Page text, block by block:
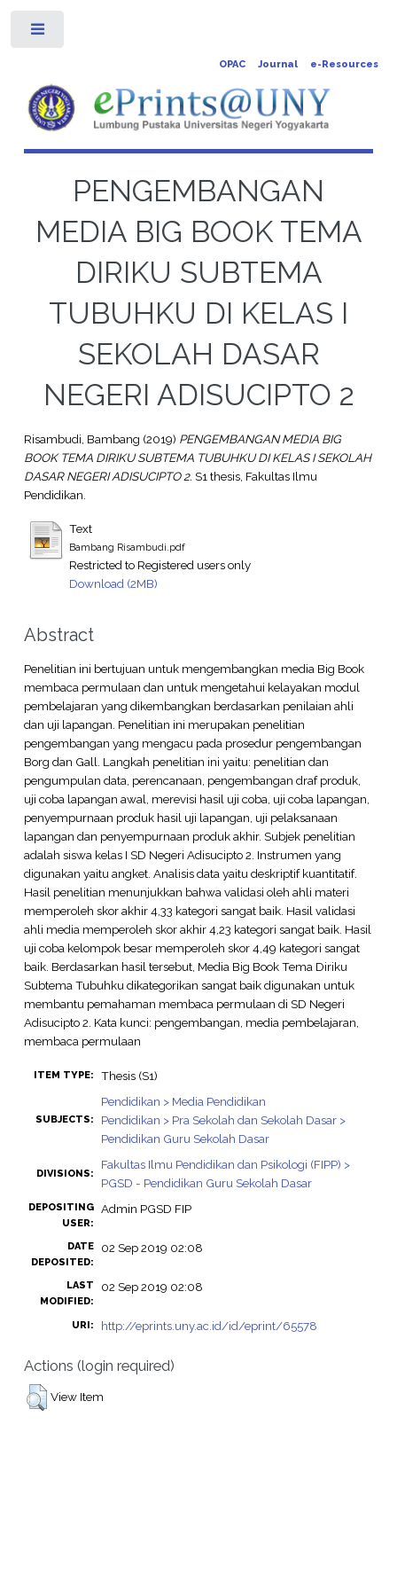
OPAC Journal e-Resources
PENGEMBANGAN
MEDIA BIG BOOK TEMA
DIRIKU SUBTEMA
TUBUHKU DI KELAS I
SEKOLAH DASAR
NEGERI ADISUCIPTO 2
Risambudi, Bambang (2019) PENGEMBANGAN MEDIA BIG
BOOK TEMA DIRIKU SUBTEMA TUBUHKU DI KELAS I SEKOLAH
DASAR NEGERI ADISUCIPTO 2. S1 thesis, Fakultas Ilmu
Pendidikan.
Text
Bambang Risambudi.pdf
Restricted to Registered users only
Download (2MB)
Abstract
Penelitian ini bertujuan untuk mengembangkan media Big Book
membaca permulaan dan untuk mengetahui kelayakan modul
pembelajaran yang dikembangkan berdasarkan penilaian ahli
dan uji lapangan. Penelitian ini merupakan penelitian
pengembangan yang mengacu pada prosedur pengembangan
Borg dan Gall. Langkah penelitian ini yaitu: penelitian dan
pengumpulan data, perencanaan, pengembangan draf produk,
uji coba lapangan awal, merevisi hasil uji coba, uji coba lapangan,
penyempurnaan produk hasil uji lapangan, uji pelaksanaan
lapangan dan penyempurnaan produk akhir. Subjek penelitian
adalah siswa kelas I SD Negeri Adisucipto 2. Instrumen yang
digunakan yaitu angket. Analisis data yaitu deskriptif kuantitatif.
Hasil penelitian menunjukkan bahwa validasi oleh ahli materi
memperoleh skor akhir 4,33 kategori sangat baik. Hasil validasi
ahli media memperoleh skor akhir 4,23 kategori sangat baik. Hasil
uji coba kelompok besar memperoleh skor 4,49 kategori sangat
baik. Berdasarkan hasil tersebut, Media Big Book Tema Diriku
Subtema Tubuhku dikategorikan sangat baik digunakan untuk
membantu pemahaman membaca permulaan di SD Negeri
Adisucipto 2. Kata kunci: pengembangan, media pembelajaran,
membaca permulaan
ITEM TYPE: Thesis (S1)
SUBJECTS:
Pendidikan > Media Pendidikan
Pendidikan > Pra Sekolah dan Sekolah Dasar >
Pendidikan Guru Sekolah Dasar
DIVISIONS:
Fakultas Ilmu Pendidikan dan Psikologi (FIPP) >
PGSD - Pendidikan Guru Sekolah Dasar
DEPOSITING
USER:
Admin PGSD FIP
DATE
DEPOSITED:
02 Sep 2019 02:08
LAST
MODIFIED:
02 Sep 2019 02:08
URI: http://eprints.uny.ac.id/id/eprint/65578
Actions (login required)
View Item